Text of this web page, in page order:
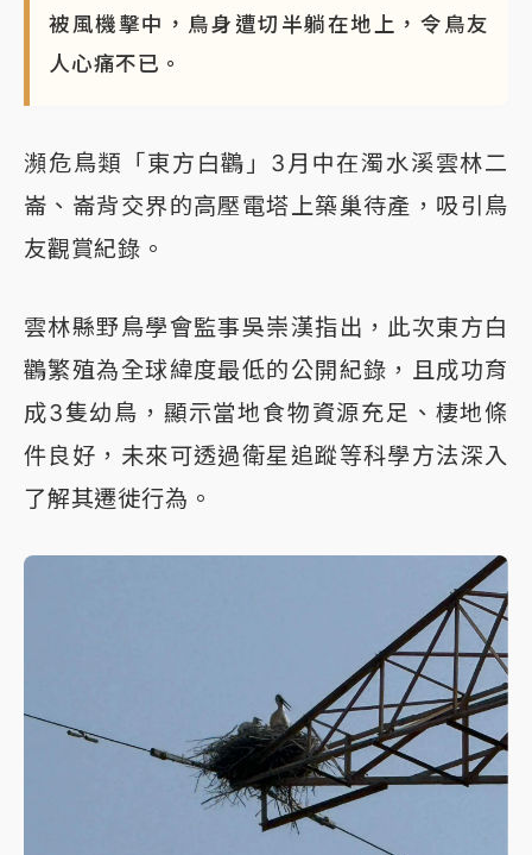
被風機擊中，鳥身遭切半躺在地上，令鳥友
人心痛不已。
瀕危鳥類「東方白鸛」3月中在濁水溪雲林二
崙、崙背交界的高壓電塔上築巢待產，吸引鳥
友觀賞紀錄。
雲林縣野鳥學會監事吳崇漢指出，此次東方白
鸛繁殖為全球緯度最低的公開紀錄，且成功育
成3隻幼鳥，顯示當地食物資源充足、棲地條
件良好，未來可透過衛星追蹤等科學方法深入
了解其遷徙行為。